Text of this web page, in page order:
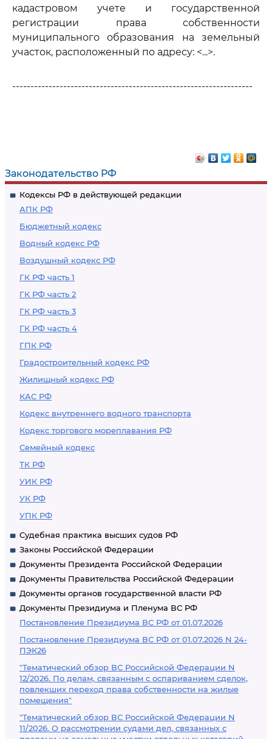
Законодательство РФ
Кодексы РФ в действующей редакции
АПК РФ
Бюджетный кодекс
Водный кодекс РФ
Воздушный кодекс РФ
ГК РФ часть 1
ГК РФ часть 2
ГК РФ часть 3
ГК РФ часть 4
ГПК РФ
Градостроительный кодекс РФ
Жилищный кодекс РФ
КАС РФ
Кодекс внутреннего водного транспорта
Кодекс торгового мореплавания РФ
Семейный кодекс
ТК РФ
УИК РФ
УК РФ
УПК РФ
Судебная практика высших судов РФ
Законы Российской Федерации
Документы Президента Российской Федерации
Документы Правительства Российской Федерации
Документы органов государственной власти РФ
Документы Президиума и Пленума ВС РФ
Постановление Президиума ВС РФ от 01.07.2026
Постановление Президиума ВС РФ от 01.07.2026 N 24-
ПЭК26
"Тематический обзор ВС Российской Федерации N
12/2026. По делам, связанным с оспариванием сделок,
повлекших переход права собственности на жилые
помещения"
"Тематический обзор ВС Российской Федерации N
11/2026. О рассмотрении судами дел, связанных с
кадастровом учете и государственной
регистрации права собственности
муниципального образования на земельный
участок, расположенный по адресу: <...>.
------------------------------------------------------------------